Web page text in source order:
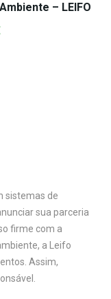
– LEIFO
sistemas de
sua parceria
firme com a
a Leifo
Assim,